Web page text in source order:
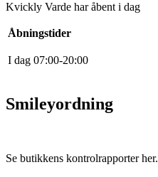
Kvickly Varde har åbent i dag
Åbningstider
I dag 07:00-20:00
Smileyordning
Se butikkens kontrolrapporter her.